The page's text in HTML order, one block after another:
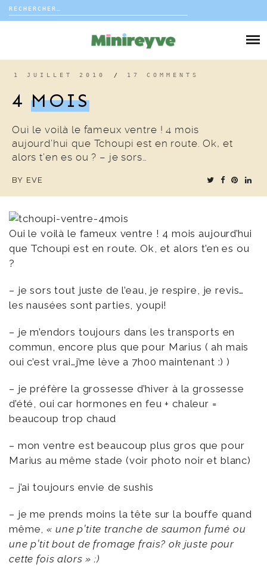
Rechercher :
DÉCO
VOYAGE
1 JUILLET 2010 / 17 COMMENTS
4MOIS
Oui le voilà le fameux ventre ! 4 mois
aujourd’hui que Tchoupi est en route. Ok, et
alors t’en es ou ? – je sors…
BY EVE
Oui le voilà le fameux ventre ! 4 mois aujourd’hui
que Tchoupi est en route. Ok, et alors t’en es ou
?
– je sors tout juste de l’eau, je respire, je revis…
les nausées sont parties, youpi!
– je m’endors toujours dans les transports en
commun, encore plus que pour Marius ( ah mais
oui c’est vrai…j’me lève a 7h00 maintenant :) )
– je préfère la grossesse d’hiver à la grossesse
d’été, oui car hormones en feu + chaleur =
beaucoup trop chaud
– mon ventre est beaucoup plus gros que pour
Marius au même stade (voir photo noir et blanc)
– j’ai toujours envie de sushis
– je me prends moins la tête sur la bouffe quand
même,« une p’tite tranche de saumon fumé ou
une p’tit bout de fromage frais? ok juste pour
cette fois alors » :)